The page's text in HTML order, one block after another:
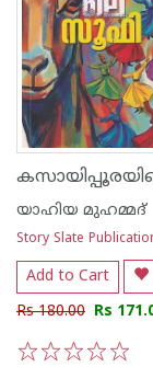
യാഹിയ മുഹമ്മദ്
Story Slate
Add to Cart
Rs 180.00 Rs